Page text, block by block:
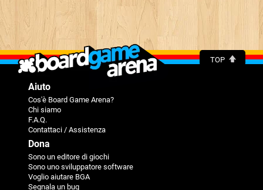
TOP
Aiuto
Cos'è Board Game Arena?
Chi siamo
F.A.Q.
Contattaci / Assistenza
Dona
Sono un editore di giochi
Sono uno sviluppatore software
Voglio aiutare BGA
Segnala un bug